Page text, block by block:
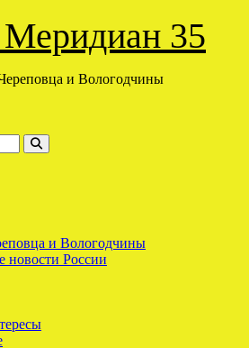
35
и Вологодчины
и Вологодчины
новости России